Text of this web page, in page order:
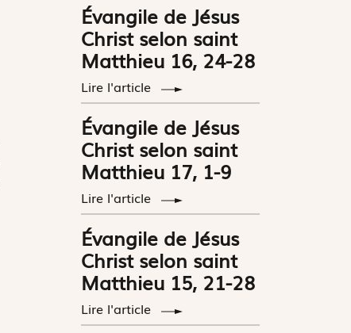
Évangile de Jésus
Christ selon saint
Matthieu 16, 24-28
Lire l'article
Évangile de Jésus
Christ selon saint
Matthieu 17, 1-9
Lire l'article
Évangile de Jésus
Christ selon saint
Matthieu 15, 21-28
Lire l'article